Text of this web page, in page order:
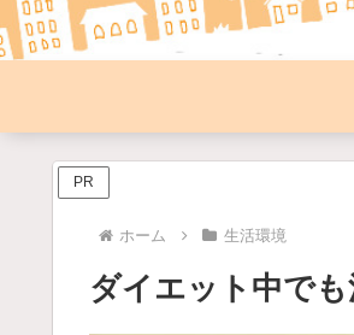
PR
ホーム 生活環境
ダイエット中で